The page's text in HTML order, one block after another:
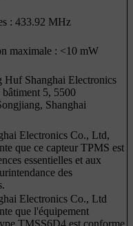
: 433.92 MHz
maximale : <10 mW
Huf Shanghai Electronics
5, 5500
Shanghai
Electronics Co., Ltd,
que ce capteur TPMS est
essentielles et aux
des
Electronics Co., Ltd
que l'équipement